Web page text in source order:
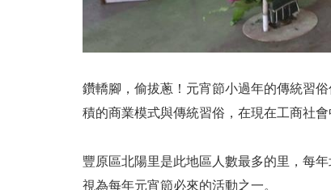
鑽轎腳，偷拔蔥！元宵節小過年的傳統習
積的商業模式與傳統習俗，在現在工商社會
豐原區北陽里是此地區人數最多的里，每
視為每年元宵節必來的活動之一。